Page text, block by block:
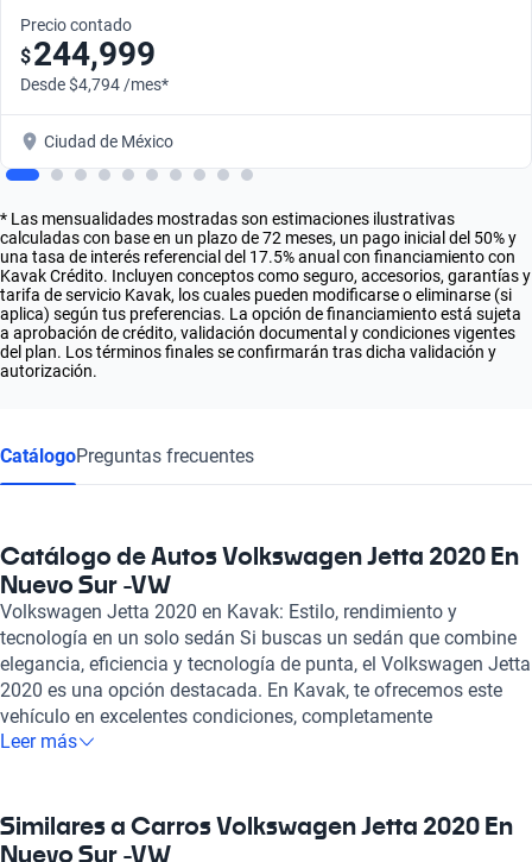
Precio contado
$244,999
Desde $4,794 /mes*
Ciudad de México
* Las mensualidades mostradas son estimaciones ilustrativas
calculadas con base en un plazo de 72 meses, un pago inicial del 50% y
una tasa de interés referencial del 17.5% anual con financiamiento con
Kavak Crédito. Incluyen conceptos como seguro, accesorios, garantías y
tarifa de servicio Kavak, los cuales pueden modificarse o eliminarse (si
aplica) según tus preferencias. La opción de financiamiento está sujeta
a aprobación de crédito, validación documental y condiciones vigentes
del plan. Los términos finales se confirmarán tras dicha validación y
autorización.
CatálogoPreguntas frecuentes
Catálogo de Autos Volkswagen Jetta 2020 En
Nuevo Sur -VW
Volkswagen Jetta 2020 en Kavak: Estilo, rendimiento y
tecnología en un solo sedán Si buscas un sedán que combine
elegancia, eficiencia y tecnología de punta, el Volkswagen Jetta
2020 es una opción destacada. En Kavak, te ofrecemos este
vehículo en excelentes condiciones, completamente
inspeccionado y garantizado, para que disfrutes de una
perfecto entre potencia y eficiencia de combustible, con un
consumo combinado que oscila entre 5.1 y 6.4 litros cada 100
Leer más
Similares a Carros Volkswagen Jetta 2020 En
Nuevo Sur -VW